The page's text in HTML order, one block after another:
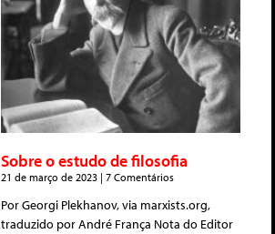
Sobre o estudo de filosofia
21 de março de 2023 7 Comentários
Por Georgi Plekhanov, via marxists.org,
traduzido por André França Nota do Editor